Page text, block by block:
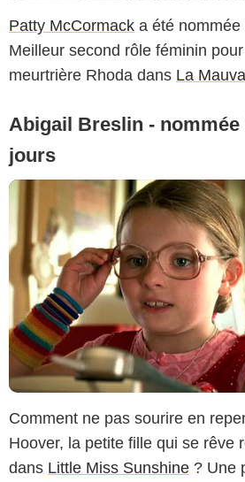
Patty McCormack a été
Meilleur second rôle féminin
meurtrière Rhoda dans La
Abigail Breslin - nommée
jours
Comment ne pas sourire en
Hoover, la petite fille qui se rêve
dans Little Miss Sunshine ? Une